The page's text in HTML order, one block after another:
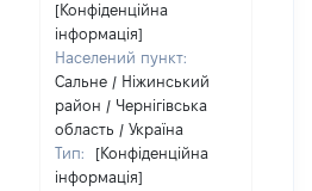
[Конфіденційна
інформація]
Населений пункт:
Сальне / Ніжинський
район / Чернігівська
область / Україна
Тип:
[Конфіденційна
інформація]